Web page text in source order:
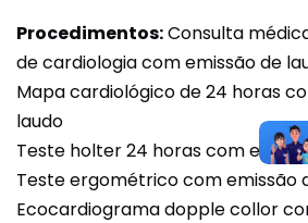
Procedimentos:Consulta
de cardiologia com emissão de
Mapa cardiológico de 24 horas
laudo
Teste holter 24 horas com
Teste ergométrico com emissão
Ecocardiograma dopple collor